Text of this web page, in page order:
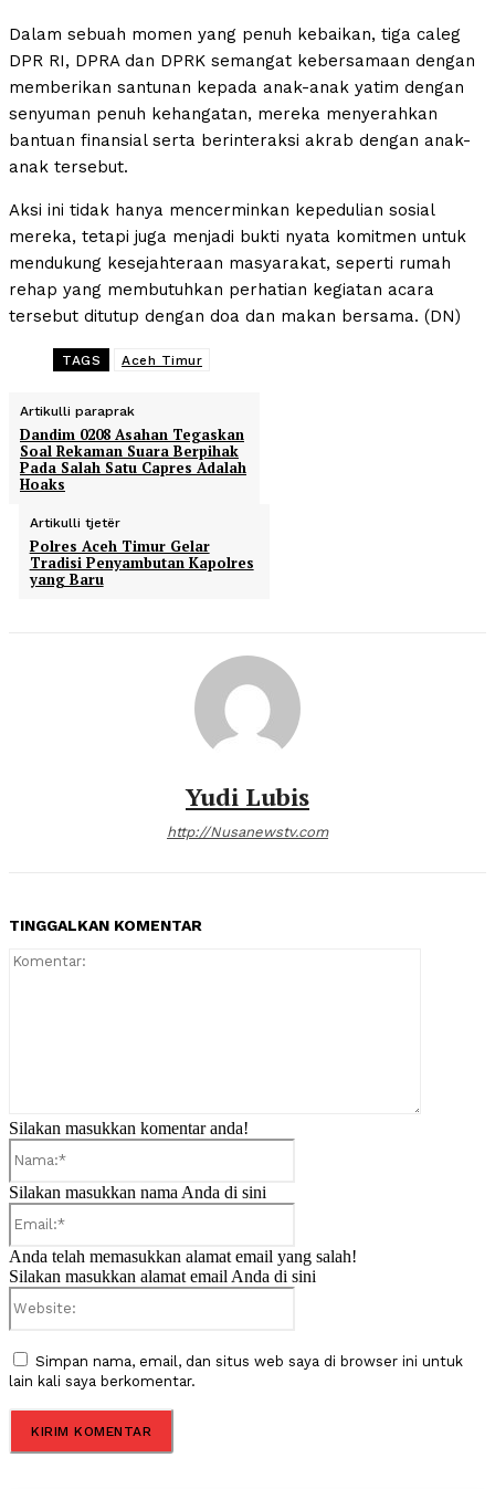
Dalam sebuah momen yang penuh kebaikan, tiga caleg
DPR RI, DPRA dan DPRK semangat kebersamaan dengan
memberikan santunan kepada anak-anak yatim dengan
senyuman penuh kehangatan, mereka menyerahkan
bantuan finansial serta berinteraksi akrab dengan anak-
anak tersebut.
Aksi ini tidak hanya mencerminkan kepedulian sosial
mereka, tetapi juga menjadi bukti nyata komitmen untuk
mendukung kesejahteraan masyarakat, seperti rumah
rehap yang membutuhkan perhatian kegiatan acara
tersebut ditutup dengan doa dan makan bersama. (DN)
TAGS Aceh Timur
Artikulli paraprak
Dandim 0208 Asahan Tegaskan
Soal Rekaman Suara Berpihak
Pada Salah Satu Capres Adalah
Hoaks
Artikulli tjetër
Polres Aceh Timur Gelar
Tradisi Penyambutan Kapolres
yang Baru
Yudi Lubis
http://Nusanewstv.com
TINGGALKAN KOMENTAR
Silakan masukkan komentar anda!
Silakan masukkan nama Anda di sini
Anda telah memasukkan alamat email yang salah!
Silakan masukkan alamat email Anda di sini
Simpan nama, email, dan situs web saya di browser ini untuk
lain kali saya berkomentar.